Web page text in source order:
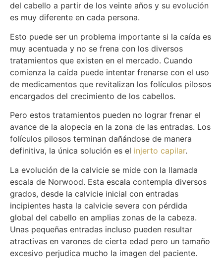
del cabello a partir de los veinte años y su evolución
es muy diferente en cada persona.
Esto puede ser un problema importante si la caída es
muy acentuada y no se frena con los diversos
tratamientos que existen en el mercado. Cuando
comienza la caída puede intentar frenarse con el uso
de medicamentos que revitalizan los folículos pilosos
encargados del crecimiento de los cabellos.
Pero estos tratamientos pueden no lograr frenar el
avance de la alopecia en la zona de las entradas. Los
folículos pilosos terminan dañándose de manera
definitiva, la única solución es el injerto capilar.
La evolución de la calvicie se mide con la llamada
escala de Norwood. Esta escala contempla diversos
grados, desde la calvicie inicial con entradas
incipientes hasta la calvicie severa con pérdida
global del cabello en amplias zonas de la cabeza.
Unas pequeñas entradas incluso pueden resultar
atractivas en varones de cierta edad pero un tamaño
excesivo perjudica mucho la imagen del paciente.